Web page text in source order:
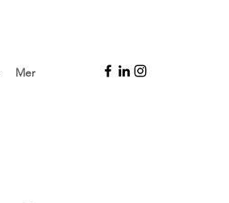
Mer